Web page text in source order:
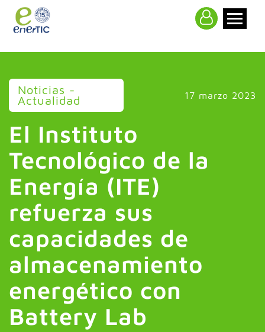
Noticias -
Actualidad 17 marzo 2023
El Instituto
Tecnológico de la
Energía (ITE)
refuerza sus
capacidades de
almacenamiento
energético con
Battery Lab